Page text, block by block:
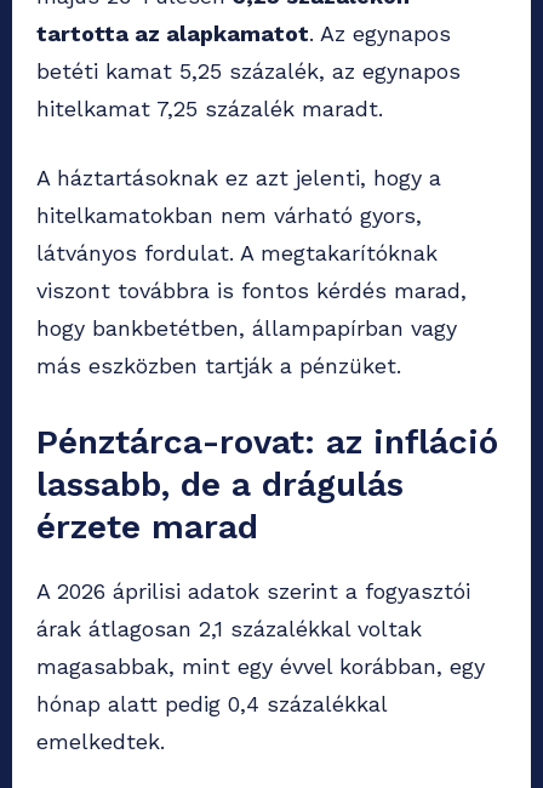
tartotta az alapkamatot. Az egynapos
betéti kamat 5,25 százalék, az egynapos
hitelkamat 7,25 százalék maradt.
A háztartásoknak ez azt jelenti, hogy a
hitelkamatokban nem várható gyors,
látványos fordulat. A megtakarítóknak
viszont továbbra is fontos kérdés marad,
hogy bankbetétben, állampapírban vagy
más eszközben tartják a pénzüket.
Pénztárca-rovat: az infláció
lassabb, de a drágulás
érzete marad
A 2026 áprilisi adatok szerint a fogyasztói
árak átlagosan 2,1 százalékkal voltak
magasabbak, mint egy évvel korábban, egy
hónap alatt pedig 0,4 százalékkal
emelkedtek.